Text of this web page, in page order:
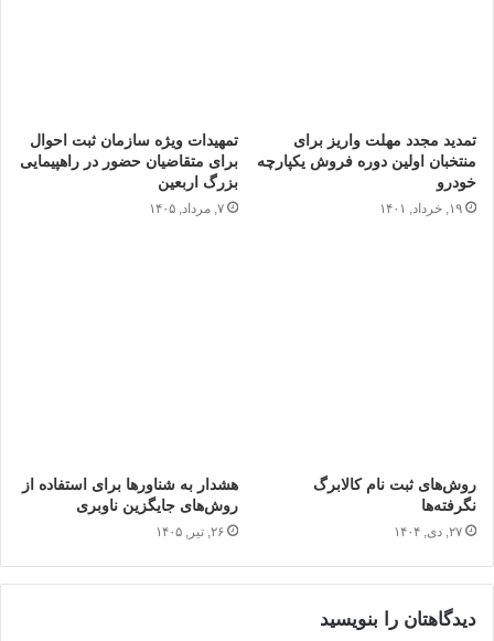
تمدید مجدد مهلت واریز برای
منتخبان اولین دوره فروش یکپارچه
خودرو
۱۹, خرداد, ۱۴۰۱
تمهیدات ویژه سازمان ثبت احوال
برای متقاضیان حضور در راهپیمایی
بزرگ اربعین
۷, مرداد, ۱۴۰۵
روش‌های ثبت نام کالابرگ
نگرفته‌ها
۲۷, دی, ۱۴۰۴
هشدار به شناورها برای استفاده از
روش‌های جایگزین ناوبری
۲۶, تیر, ۱۴۰۵
دیدگاهتان را بنویسید